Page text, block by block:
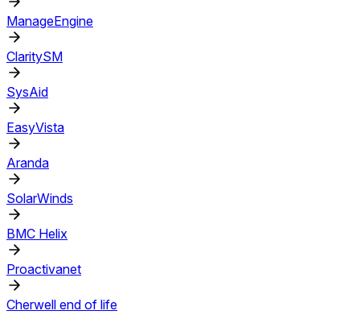
ManageEngine
ClaritySM
SysAid
EasyVista
Aranda
SolarWinds
BMC Helix
Proactivanet
Cherwell end of life